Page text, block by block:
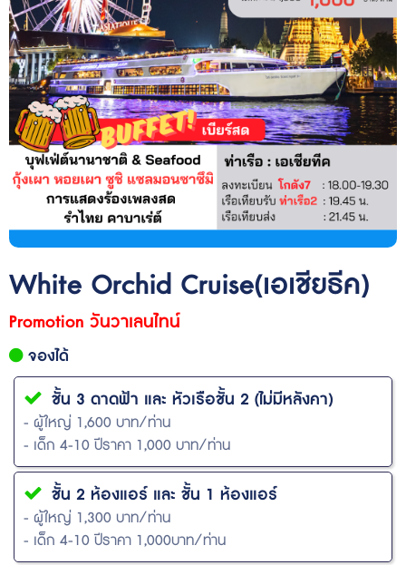
White Orchid Cruise(เอเชียธีค)
Promotion วันวาเลนไทน์
จองได้
ชั้น 3 ดาดฟ้า และ หัวเรือชั้น 2 (ไม่มีหลังคา)
- ผู้ใหญ่ 1,600 บาท/ท่าน
- เด็ก 4-10 ปีราคา 1,000 บาท/ท่าน
ชั้น 2 ห้องแอร์ และ ชั้น 1 ห้องแอร์
- ผู้ใหญ่ 1,300 บาท/ท่าน
- เด็ก 4-10 ปีราคา 1,000บาท/ท่าน